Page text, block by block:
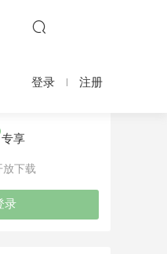
登录 注册
专享
下载
录